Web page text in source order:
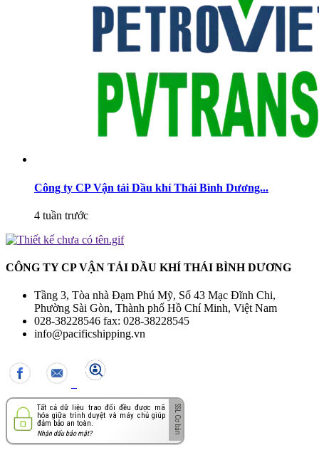
Công ty CP Vận tải Dầu khí Thái Bình Dương...
4 tuần trước
CÔNG TY CP VẬN TẢI DẦU KHÍ THÁI BÌNH DƯƠNG
Tầng 3, Tòa nhà Đạm Phú Mỹ, Số 43 Mạc Đĩnh Chi,
Phường Sài Gòn, Thành phố Hồ Chí Minh, Việt Nam
028-38228546 fax: 028-38228545
info@pacificshipping.vn
Tất cả dữ liệu trao đổi đều được mã
hóa giữa trình duyệt và máy chủ giúp
đảm bảo an toàn.
Nhận dấu bảo mật?